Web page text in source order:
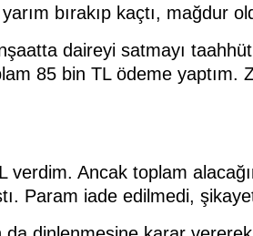
bırakıp kaçtı, mağdur
daireyi satmayı
85 bin TL ödeme yaptım.
Ancak toplam
Param iade edilmedi,